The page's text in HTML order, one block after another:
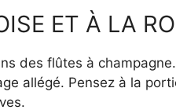
ET À LA
des flûtes à
allégé. Pensez à la